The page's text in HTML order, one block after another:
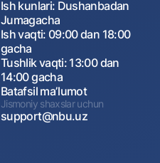
Ish kunlari: Dushanbadan
Jumagacha
Ish vaqti: 09:00 dan 18:00
gacha
Tushlik vaqti: 13:00 dan
14:00 gacha
Batafsil maʼlumot
Jismoniy shaxslar uchun
support@nbu.uz